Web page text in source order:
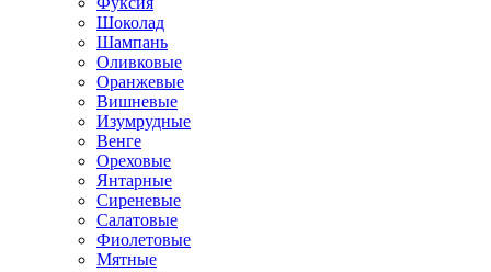
Шоколад
Шампань
Оливковые
Оранжевые
Вишневые
Изумрудные
Венге
Ореховые
Янтарные
Сиреневые
Салатовые
Фиолетовые
Мятные